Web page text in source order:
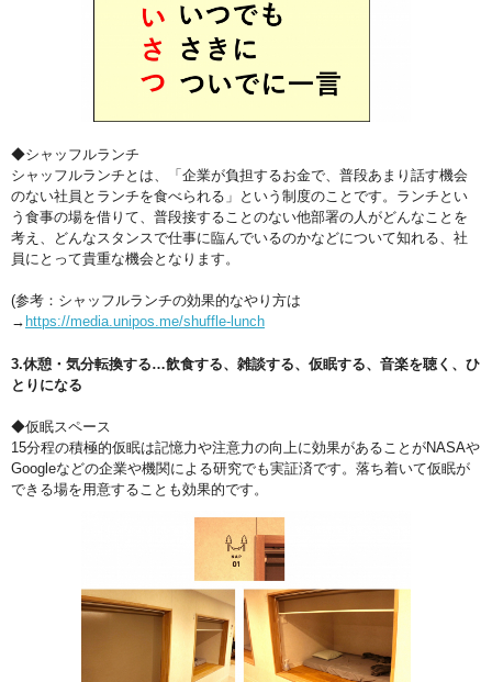
◆シャッフルランチ
シャッフルランチとは、「企業が負担するお金で、普段あまり話す機会
のない社員とランチを食べられる」という制度のことです。ランチとい
う食事の場を借りて、普段接することのない他部署の人がどんなことを
考え、どんなスタンスで仕事に臨んでいるのかなどについて知れる、社
員にとって貴重な機会となります。
(参考：シャッフルランチの効果的なやり方は
→ https://media.unipos.me/shuffle-lunch
3.休憩・気分転換する…飲食する、雑談する、仮眠する、音楽を聴く、ひ
とりになる
◆仮眠スペース
15分程の積極的仮眠は記憶力や注意力の向上に効果があることがNASAや
Googleなどの企業や機関による研究でも実証済です。落ち着いて仮眠が
できる場を用意することも効果的です。